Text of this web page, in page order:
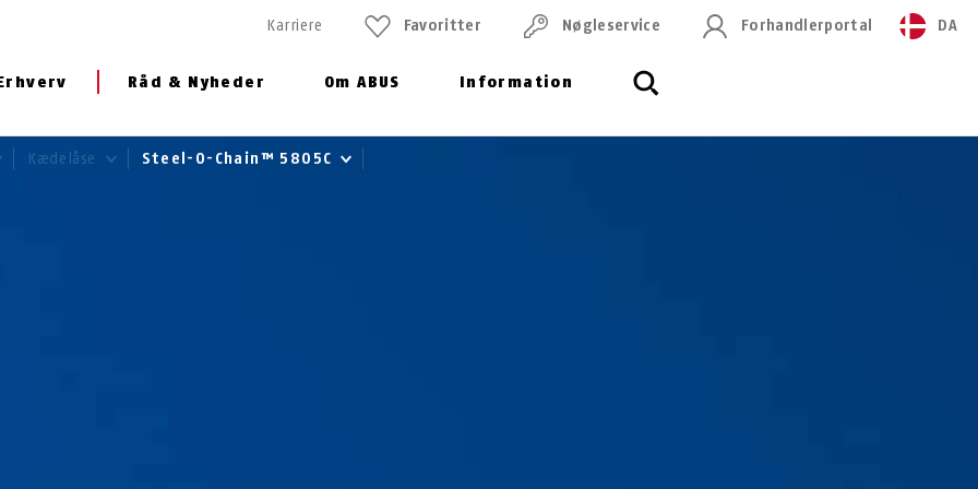
Råd & Nyheder Om ABUS Information
Karriere Favoritter Nøgleservice Forhandlerportal DA
Kædelåse Steel-O-Chain™ 5805C